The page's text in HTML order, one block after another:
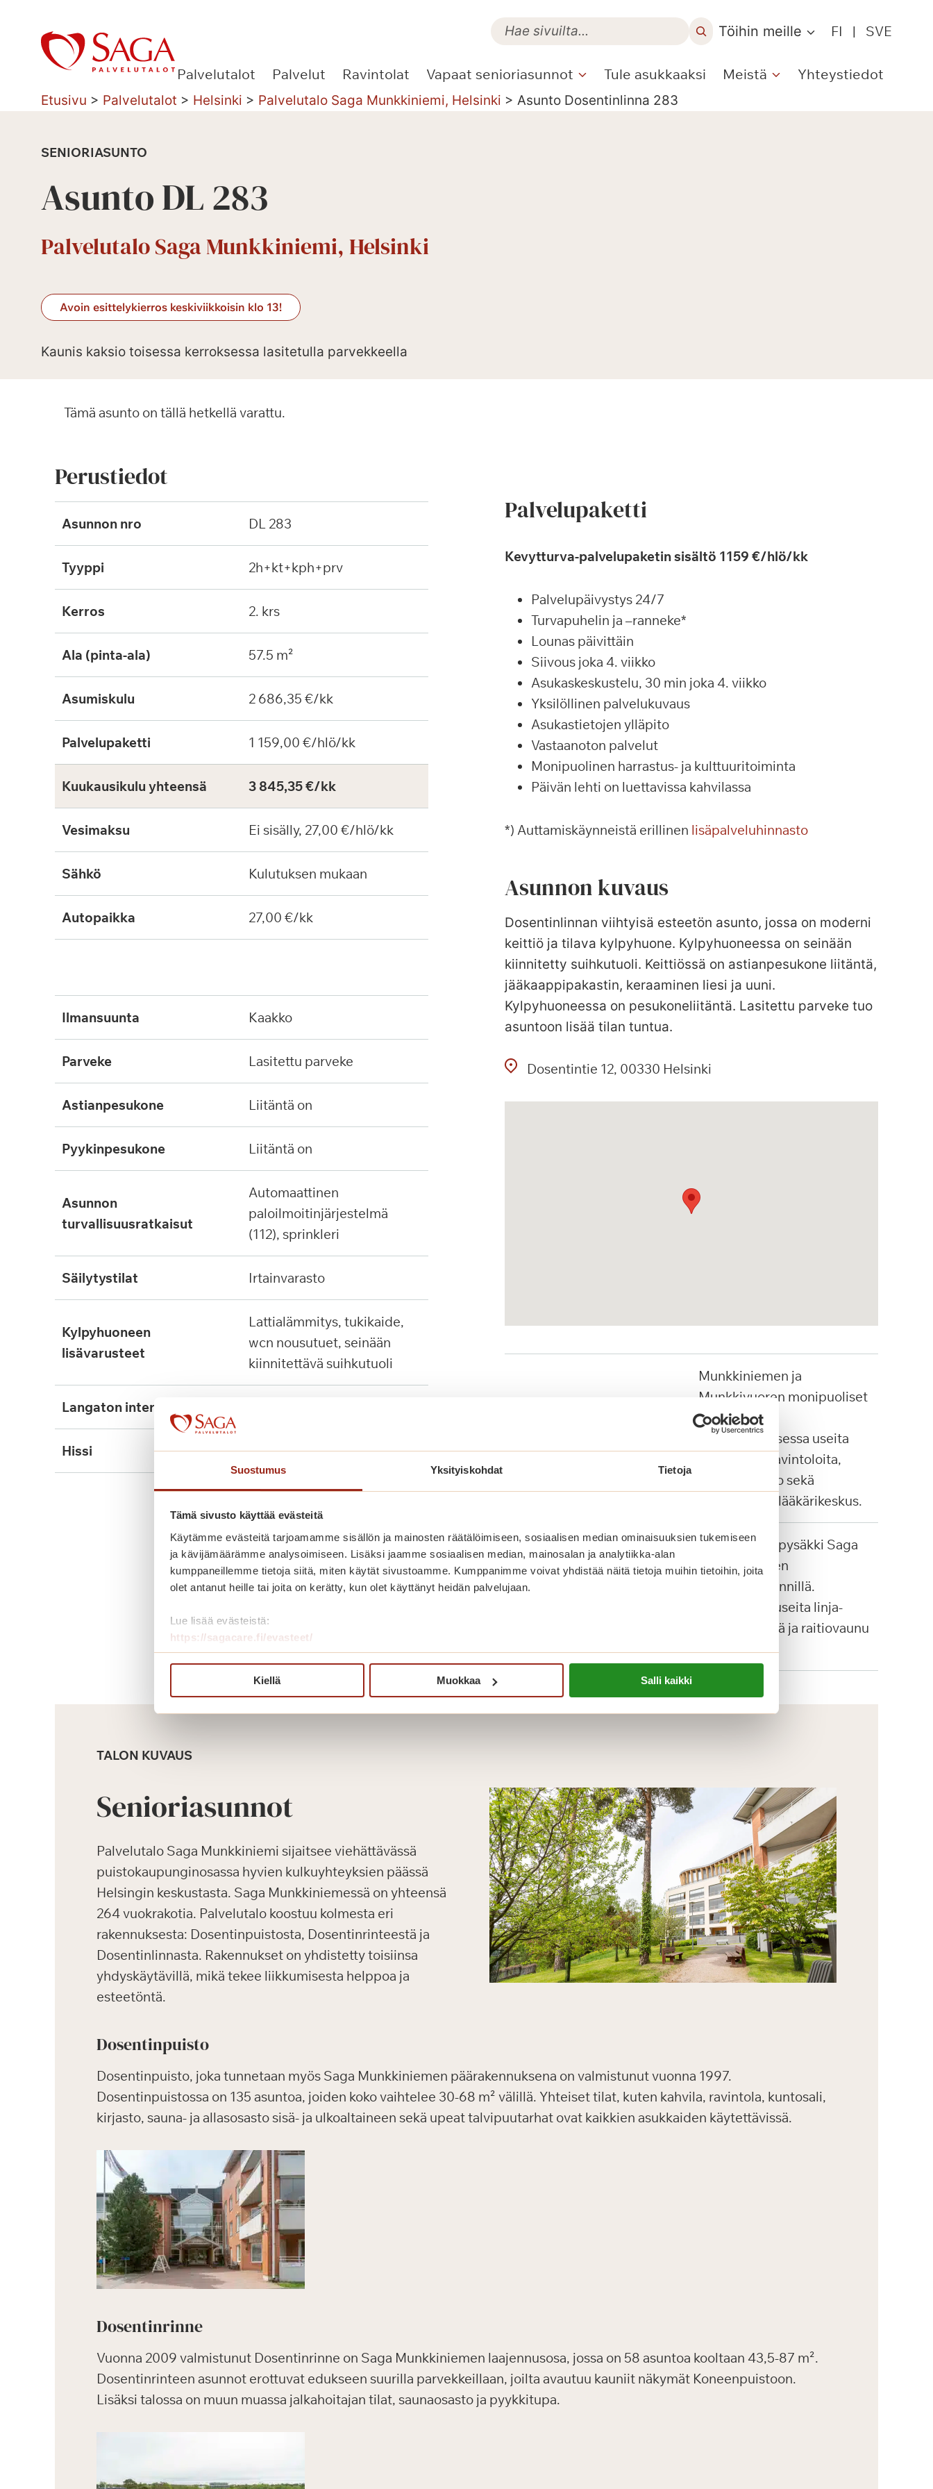
Suostumus Yksityiskohdat Tietoja
Tämä sivusto käyttää evästeitä
Käytämme evästeitä tarjoamamme sisällön ja mainosten räätälöimiseen, sosiaalisen median ominaisuuksien tukemiseen
ja kävijämäärämme analysoimiseen. Lisäksi jaamme sosiaalisen median, mainosalan ja analytiikka-alan
kumppaneillemme tietoja siitä, miten käytät sivustoamme. Kumppanimme voivat yhdistää näitä tietoja muihin tietoihin, joita
olet antanut heille tai joita on kerätty, kun olet käyttänyt heidän palvelujaan.
Lue lisää evästeistä:
https://sagacare.fi/evasteet/
Kiellä Muokkaa Salli kaikki
sisältöön
Töihin meille FI | SVE
Palvelutalot Palvelut Ravintolat Vapaat senioriasunnot Tule asukkaaksi Meistä Yhteystiedot
Etusivu > Palvelutalot > Helsinki > Palvelutalo Saga Munkkiniemi, Helsinki > Asunto Dosentinlinna 283
SENIORIASUNTO
Asunto DL 283
Palvelutalo Saga Munkkiniemi, Helsinki
Avoin esittelykierros keskiviikkoisin klo 13!
Kaunis kaksio toisessa kerroksessa lasitetulla parvekkeella
Tämä asunto on tällä hetkellä varattu.
Perustiedot
Asunnon nro DL 283
Tyyppi 2h+kt+kph+prv
Kerros 2. krs
Ala (pinta-ala) 57.5 m²
Asumiskulu 2 686,35 €/kk
Palvelupaketti 1 159,00 €/hlö/kk
Kuukausikulu yhteensä 3 845,35 €/kk
Vesimaksu Ei sisälly, 27,00 €/hlö/kk
Sähkö Kulutuksen mukaan
Autopaikka 27,00 €/kk
ilmansuunta kaakko
parveke lasitettu parveke
astianpesukone liitäntä on
pyykinpesukone liitäntä on
asunnon
turvallisuusratkaisut
automaattinen
paloilmoitinjärjestelmä
(112), sprinkleri
säilytystilat irtainvarasto
kylpyhuoneen
lisävarusteet
lattialämmitys, tukikaide,
wcn nousutuet, seinään
kiinnitettävä suihkutuoli
langaton internet
hissi kyllä
Palvelupaketti
Kevytturva-palvelupaketin sisältö 1159 €/hlö/kk
Palvelupäivystys 24/7
Turvapuhelin ja –ranneke*
Lounas päivittäin
Siivous joka 4. viikko
Asukaskeskustelu, 30 min joka 4. viikko
Yksilöllinen palvelukuvaus
Asukastietojen ylläpito
Vastaanoton palvelut
Monipuolinen harrastus- ja kulttuuritoiminta
Päivän lehti on luettavissa kahvilassa
*) Auttamiskäynneistä erillinen lisäpalveluhinnasto
Asunnon kuvaus
Dosentinlinnan viihtyisä esteetön asunto, jossa on moderni
keittiö ja tilava kylpyhuone. Kylpyhuoneessa on seinään
kiinnitetty suihkutuoli. Keittiössä on astianpesukone liitäntä,
jääkaappipakastin, keraaminen liesi ja uuni.
Kylpyhuoneessa on pesukoneliitäntä. Lasitettu parveke tuo
asuntoon lisää tilan tuntua.
Dosentintie 12 00330 Helsinki
Munkkiniemen ja
Munkkivuoren monipuoliset
lähipalvelut.
Ostoskeskuksessa useita
marketteja, ravintoloita,
apteekki, Alko sekä
Pihjalalinnan lääkärikeskus.
Julkinen liikenne
Palvelulinjan pysäkki Saga
Munkkiniemen
pääsisäänkäynnillä.
Lähialueella useita linja-
autopysäkkejä ja raitiovaunu
4:n pysäkki.
TALON KUVAUS
Senioriasunnot
Palvelutalo Saga Munkkiniemi sijaitsee viehättävässä
puistokaupunginosassa hyvien kulkuyhteyksien päässä
Helsingin keskustasta. Saga Munkkiniemessä on yhteensä
264 vuokrakotia. Palvelutalo koostuu kolmesta eri
rakennuksesta: Dosentinpuistosta, Dosentinrinteestä ja
Dosentinlinnasta. Rakennukset on yhdistetty toisiinsa
yhdyskäytävillä, mikä tekee liikkumisesta helppoa ja
esteetöntä.
Dosentinpuisto
Dosentinpuisto, joka tunnetaan myös Saga Munkkiniemen päärakennuksena on valmistunut vuonna 1997.
Dosentinpuistossa on 135 asuntoa, joiden koko vaihtelee 30-68 m² välillä. Yhteiset tilat, kuten kahvila, ravintola, kuntosali,
kirjasto, sauna- ja allasosasto sisä- ja ulkoaltaineen sekä upeat talvipuutarhat ovat kaikkien asukkaiden käytettävissä.
Dosentinrinne
Vuonna 2009 valmistunut Dosentinrinne on Saga Munkkiniemen laajennusosa, jossa on 58 asuntoa kooltaan 43,5-87 m².
Dosentinrinteen asunnot erottuvat edukseen suurilla parvekkeillaan, joilta avautuu kauniit näkymät Koneenpuistoon.
Lisäksi talossa on muun muassa jalkahoitajan tilat, saunaosasto ja pyykkitupa.